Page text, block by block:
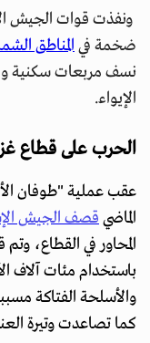
ونفذت قوات الجيش
ضخمة فيالمناطق
نسف مربعات سكنية
الإيواء.
الحرب على
الماضيقصف الجيش
المحاور في القطاع،
باستخدام مئات آلاف
والأسلحة الفتاكة
كما تصاعدت وتيرة